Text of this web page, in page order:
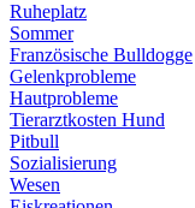
Ruheplatz
Sommer
Französische Bulldogge
Gelenkprobleme
Hautprobleme
Tierarztkosten Hund
Pitbull
Sozialisierung
Wesen